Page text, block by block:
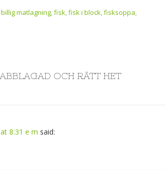
billig matlagning,fisk,fisk i block,fisksoppa,
OCH RÄTT HET
8:31 e m said: